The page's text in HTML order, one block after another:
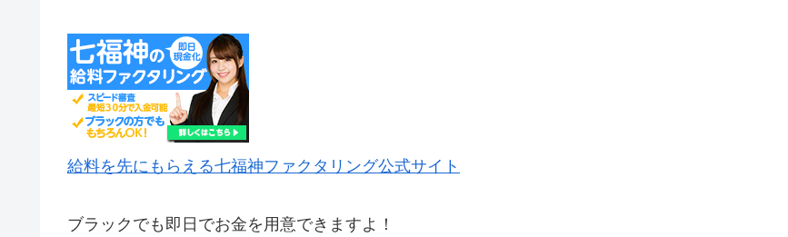
給料を先にもらえる七福神ファクタリング公式サイト
ブラックでも即日でお金を用意できますよ！